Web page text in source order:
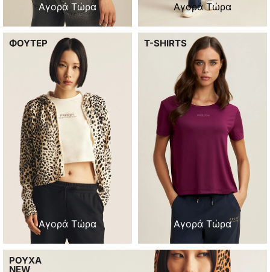
Αγορά Τώρα Αγορά Τώρα
ΦΟΥΤΕΡ
Αγορά Τώρα
T-SHIRTS
Αγορά Τώρα
ΡΟΥΧΑ
NEW